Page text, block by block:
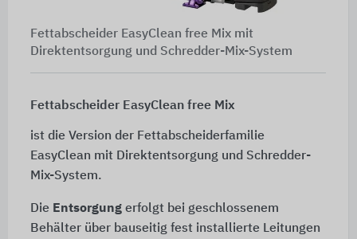
Fettabscheider EasyClean free Mix mit
Direktentsorgung und Schredder-Mix-System
Fettabscheider EasyClean free Mix
ist die Version der Fettabscheiderfamilie
EasyClean mit Direktentsorgung und Schredder-
Mix-System.
Die Entsorgungerfolgt bei geschlossenem
Behälter über bauseitig fest installierte Leitungen